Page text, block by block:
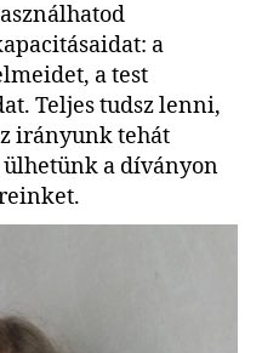
a
a test
Teljes tudsz lenni,
irányunk tehát
a díványon